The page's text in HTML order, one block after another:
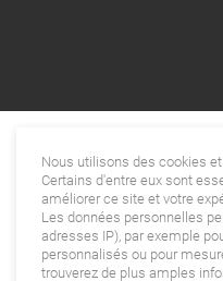
Nous utilisons des cookies
Certains d'entre eux sont
améliorer ce site et votre
Les données personnelles
adresses IP), par exemple
personnalisés ou pour
trouverez de plus amples